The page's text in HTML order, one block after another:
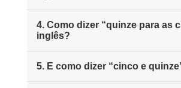
4. Como dizer “quinze para as
inglês?
5. E como dizer “cinco e